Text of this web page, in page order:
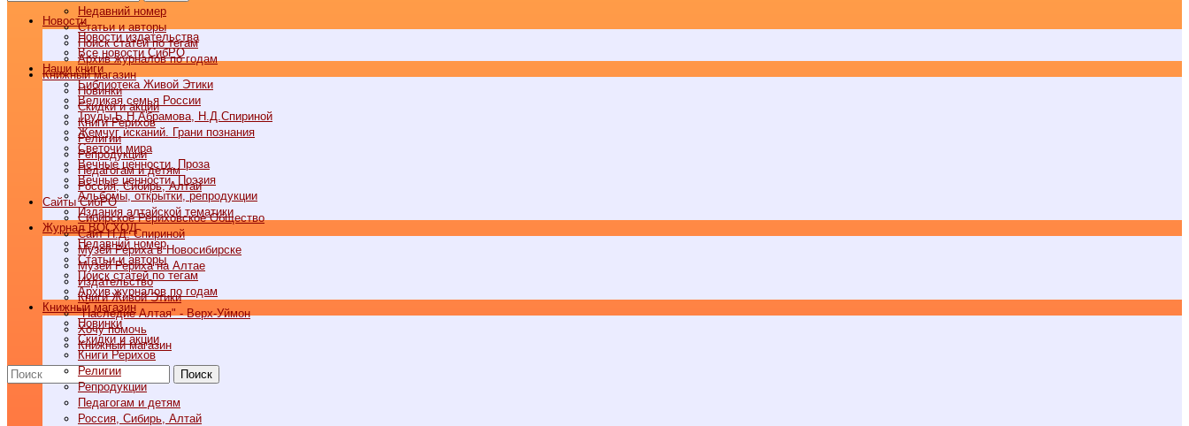
Недавний номер
Статьи и авторы
Поиск статей по тегам
Архив журналов по годам
Книжный магазин
Новинки
Скидки и акции
Книги Рерихов
Религии
Репродукции
Педагогам и детям
Россия, Сибирь, Алтай
Cайты СибРО
Сибирское Рериховское Общество
Сайт Н.Д. Спириной
Музей Рериха в Новосибирске
Музей Рериха на Алтае
Издательство
Книги Живой Этики
"Наследие Алтая" - Верх-Уймон
Хочу помочь
Книжный магазин
Поиск
Новости
Новости издательства
Все новости СибРО
Наши книги
Библиотека Живой Этики
Великая семья России
Труды Б.Н.Абрамова, Н.Д.Спириной
Жемчуг исканий. Грани познания
Светочи мира
Вечные ценности. Проза
Вечные ценности. Поэзия
Альбомы, открытки, репродукции
Издания алтайской тематики
Журнал ВОСХОД
Недавний номер
Статьи и авторы
Поиск статей по тегам
Архив журналов по годам
Книжный магазин
Новинки
Скидки и акции
Книги Рерихов
Религии
Репродукции
Педагогам и детям
Россия, Сибирь, Алтай